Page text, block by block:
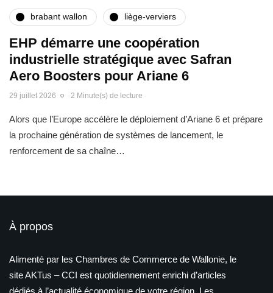
brabant wallon liège-verviers
EHP démarre une coopération
industrielle stratégique avec Safran
Aero Boosters pour Ariane 6
29 juillet 2026 2 Minute(s) de lecture
Alors que l’Europe accélère le déploiement d’Ariane 6 et prépare
la prochaine génération de systèmes de lancement, le
renforcement de sa chaîne…
À propos
Alimenté par les Chambres de Commerce de Wallonie, le
site AKTus – CCI est quotidiennement enrichi d’articles
dédiés à l’actualité économique de votre région. Les